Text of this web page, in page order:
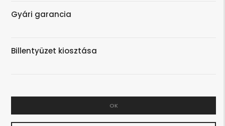
Gyári garancia
Billentyüzet kiosztása
OK